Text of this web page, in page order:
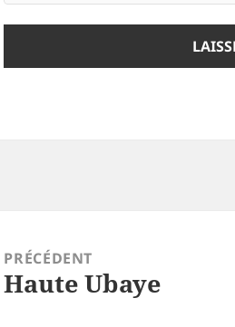
PRÉCÉDENT
Article
Haute Ubaye